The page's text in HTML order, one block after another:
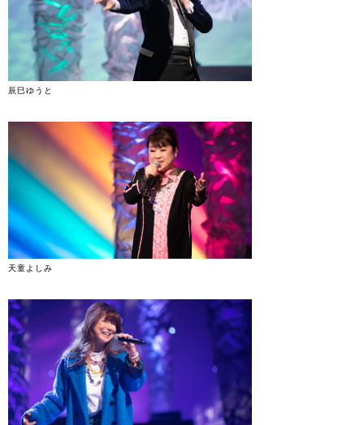
辰巳ゆうと
天童よしみ